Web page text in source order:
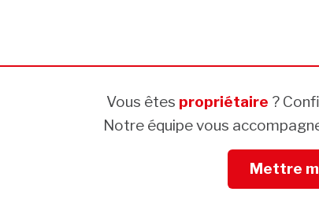
Vous êtes propriétaire ?
Notre équipe vous
Mettre